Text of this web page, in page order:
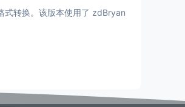
式转换。该版本使用了 zdBryan